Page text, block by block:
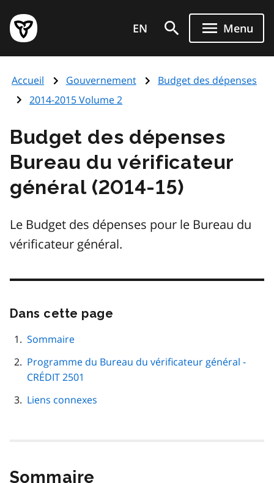
au
contenu
principal
Page
d'accueil
de
l'Ontario
EN Menu
Accueil Gouvernement
Budget des dépenses
2014-2015 Volume 2
Budget des dépenses
Bureau du vérificateur
général (2014-15)
Le Budget des dépenses pour le Bureau du
vérificateur général.
Dans cette page
page
Sommaire
Programme du Bureau du vérificateur général -
CRÉDIT 2501
Liens connexes
Sommaire